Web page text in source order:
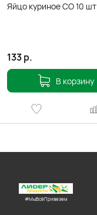
Яйцо куриное СО 10 шт
133р.
В корзину
#МыВсёПривезем